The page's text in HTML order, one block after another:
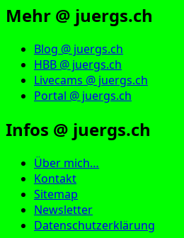
Mehr @ juergs.ch
Blog @ juergs.ch
HBB @ juergs.ch
Livecams @ juergs.ch
Portal @ juergs.ch
Infos @ juergs.ch
Über mich…
Kontakt
Sitemap
Newsletter
Datenschutzerklärung